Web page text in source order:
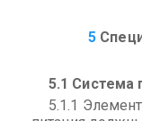
5
5.1 Система
5.1.1